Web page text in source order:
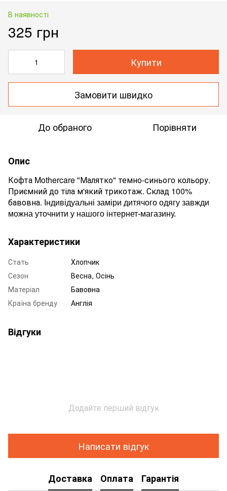
В наявності
325 грн
Купити
Замовити швидко
До обраного Порівняти
Опис
Кофта Mothercare "Малятко" темно-синього кольору.
Приємний до тіла м'який трикотаж. Склад 100%
бавовна. Індивідуальні заміри дитячого одягу завжди
можна уточнити у нашого інтернет-магазину.
Характеристики
Стать
Хлопчик
Сезон
Весна, Осінь
Матеріал
Бавовна
Країна бренду
Англія
Відгуки
Додайте перший відгук
Написати відгук
Доставка Оплата Гарантія